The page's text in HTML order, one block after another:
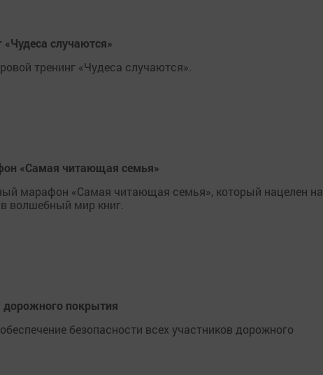
случаются»
тренинг «Чудеса случаются».
«Самая читающая семья»
марафон «Самая читающая семья», который нацелен на
волшебный мир книг.
покрытия
безопасности всех участников дорожного